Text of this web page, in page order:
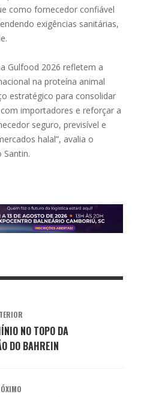
como fornecedor confiável
exigências sanitárias,
Gulfood 2026 refletem a
na proteína animal
estratégico para consolidar
importadores e reforçar a
seguro, previsível e
halal”, avalia o
Santin.
NO TOPO DA
DO BAHREIN